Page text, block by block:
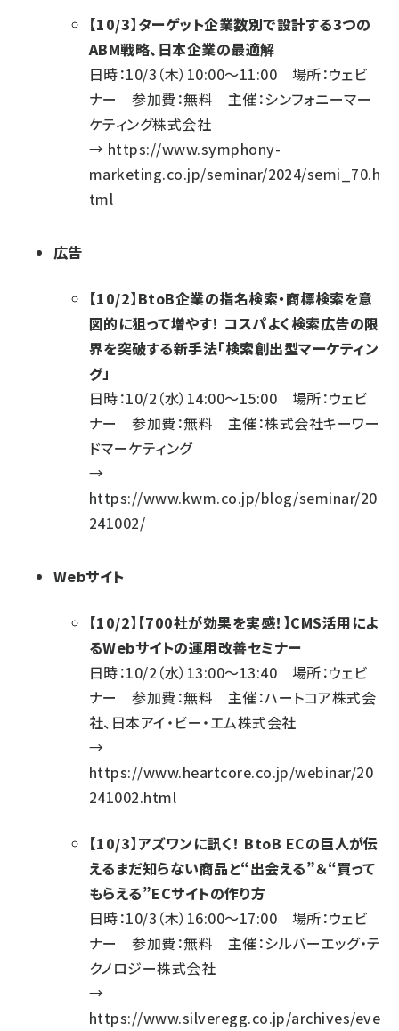
【10/3】ターゲット企業数別で設計する3つの
ABM戦略、日本企業の最適解
日時：10/3（木）10:00～11:00 場所：ウェビ
ナー 参加費：無料 主催：シンフォニーマー
ケティング株式会社
→ https://www.symphony-
marketing.co.jp/seminar/2024/semi_70.h
tml
広告
【10/2】BtoB企業の指名検索・商標検索を意
図的に狙って増やす！ コスパよく検索広告の限
界を突破する新手法「検索創出型マーケティン
グ」
日時：10/2（水）14:00～15:00 場所：ウェビ
ナー 参加費：無料 主催：株式会社キーワー
ドマーケティング
→
https://www.kwm.co.jp/blog/seminar/20
241002/
Webサイト
【10/2】【700社が効果を実感！】CMS活用によ
るWebサイトの運用改善セミナー
日時：10/2（水）13:00～13:40 場所：ウェビ
ナー 参加費：無料 主催：ハートコア株式会
社、日本アイ・ビー・エム株式会社
→
https://www.heartcore.co.jp/webinar/20
241002.html
【10/3】アズワンに訊く！ BtoB ECの巨人が伝
えるまだ知らない商品と“出会える”＆“買って
もらえる”ECサイトの作り方
日時：10/3（木）16:00～17:00 場所：ウェビ
ナー 参加費：無料 主催：シルバーエッグ・テ
クノロジー株式会社
→
https://www.silveregg.co.jp/archives/eve